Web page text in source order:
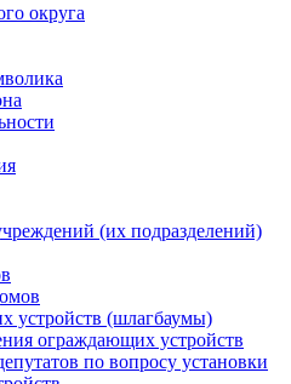
округа
(их подразделений)
устройств (шлагбаумы)
ограждающих устройств
по вопросу установки